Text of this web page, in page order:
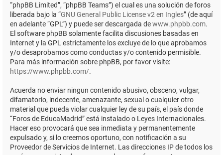
“phpBB Limited”, “phpBB Teams”) el cual es una solución de foros
liberada bajo la “GNU General Public License v2 en Ingles” (de aquí
en adelante “GPL”) y puede ser descargada dewww.phpbb.com.
El software phpBB solamente facilita discusiones basadas en
Internet y la GPL estrictamente los excluye de lo que aprobamos
y/o desaprobamos como conductas y/o contenido permisible.
Para más información sobre phpBB, por favor visite:
https://www.phpbb.com/.
Acuerda no enviar ningun contenido abusivo, obsceno, vulgar,
difamatorio, indecente, amenazante, sexual o cualquier otro
material que pueda violar cualquier ley de su país, el país donde
“Foros de EducaMadrid” está instalado o Leyes Internacionales.
Hacer eso provocará que sea inmediata y permanentemente
expulsado y, si lo creemos oportuno, con notificación a su
Proveedor de Servicios de Internet. Las direcciones IP de todos los